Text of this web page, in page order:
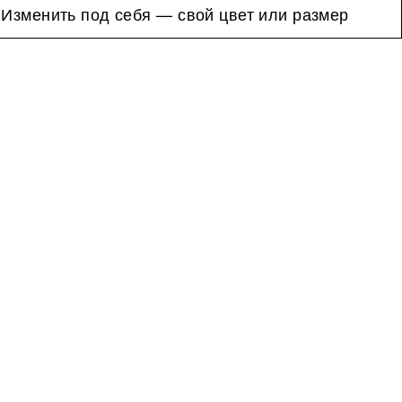
под себя — свой цвет или размер